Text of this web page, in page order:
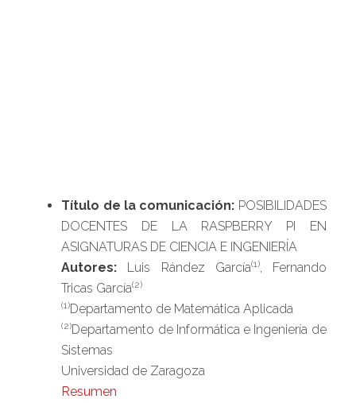
Título de la comunicación: POSIBILIDADES
DOCENTES DE LA RASPBERRY PI EN
ASIGNATURAS DE CIENCIA E INGENIERÍA
Autores: Luis Rández García(1), Fernando
Tricas García(2)
(1)Departamento de Matemática Aplicada
(2)Departamento de Informática e Ingeniería de
Sistemas
Universidad de Zaragoza
Resumen